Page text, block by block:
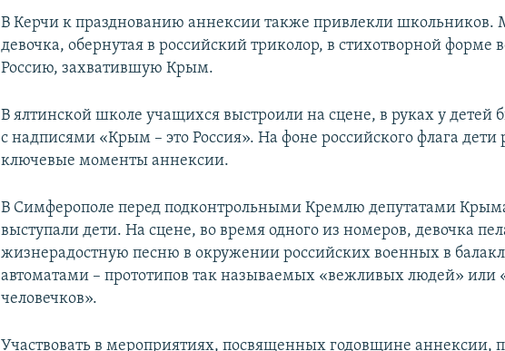
В Керчи к празднованию аннексии также привлекли школьников.
девочка, обернутая в российский триколор, в стихотворной форме
Россию, захватившую Крым.
В ялтинской школе учащихся выстроили на сцене, в руках у детей
с надписями «Крым – это Россия». На фоне российского флага дети
ключевые моменты аннексии.
В Симферополе перед подконтрольными Кремлю депутатами
выступали дети. На сцене, во время одного из номеров, девочка
жизнерадостную песню в окружении российских военных в
автоматами – прототипов так называемых «вежливых людей» или
человечков».
Участвовать в мероприятиях, посвященных годовщине аннексии,